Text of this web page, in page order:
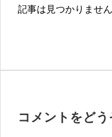
記事は見つかりません
コメントをどう